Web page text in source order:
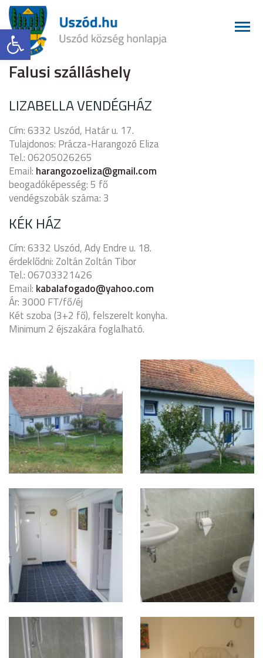
Eszköztár megnyitása
Falusi szálláshely
LIZABELLA VENDÉGHÁZ
Cím: 6332 Uszód, Határ u. 17.
Tulajdonos: Prácza-Harangozó Eliza
Tel.: 06205026265
Email: harangozoeliza@gmail.com
beogadóképesség: 5 fő
vendégszobák száma: 3
KÉK HÁZ
Cím: 6332 Uszód, Ady Endre u. 18.
érdeklődni: Zoltán Zoltán Tibor
Tel.: 06703321426
Email: kabalafogado@yahoo.com
Ár: 3000 FT/fő/éj
Két szoba (3+2 fő), felszerelt konyha.
Minimum 2 éjszakára foglalható.